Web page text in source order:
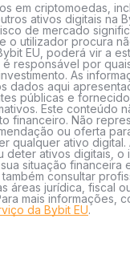
em criptomoedas,
ativos digitais na
de mercado
o utilizador procura
EU, poderá vir a
é responsável por
As
dados aqui
públicas e
Este conteúdo
financeiro. Não
ou oferta
qualquer ativo digital.
deter ativos digitais, o
situação financeira
consultar
áreas jurídica, fiscal
mais informações,
da Bybit EU.